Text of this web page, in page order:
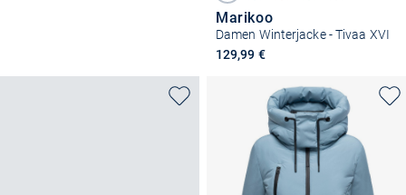
Marikoo
Damen Winterjacke - Tivaa XVI
129,99 €